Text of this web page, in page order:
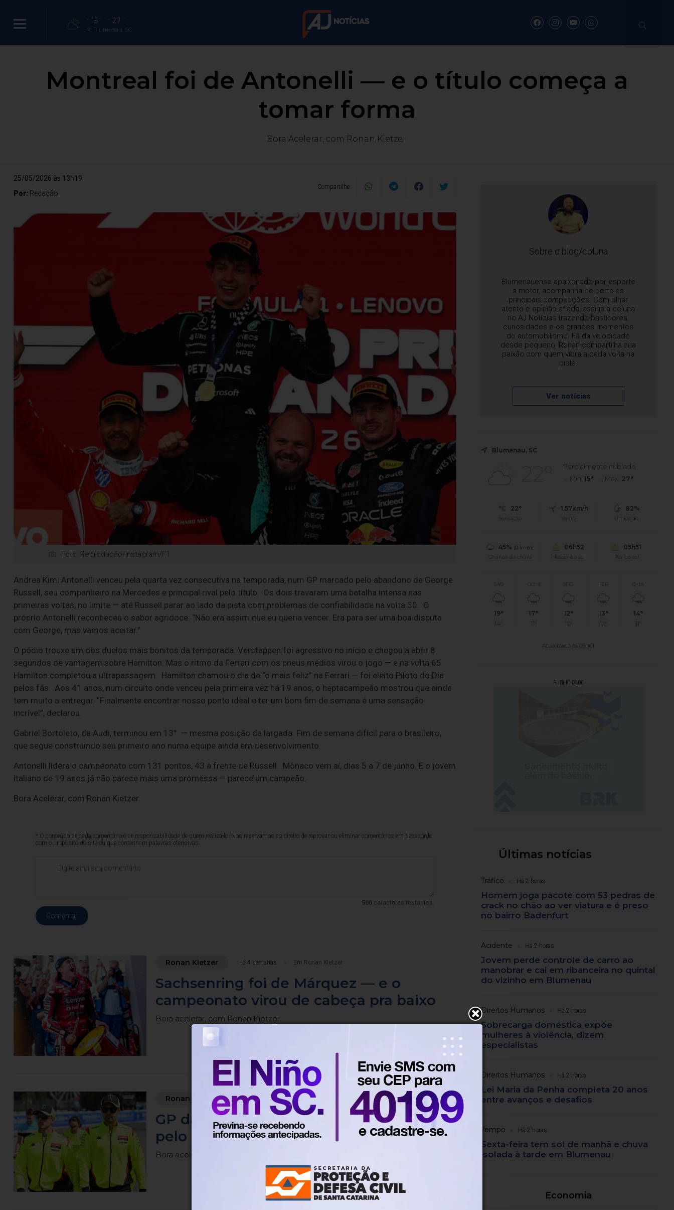
15 27
Blumenau, SC
Montreal foi de Antonelli — e o título começa a
tomar forma
Bora Acelerar, com Ronan Kietzer.
25/05/2026 às 13h19
Por: Redação
Compartilhe:
Foto: Reprodução/Instagram/F1
Andrea Kimi Antonelli venceu pela quarta vez consecutiva na temporada, num GP marcado pelo abandono de George
Russell, seu companheiro na Mercedes e principal rival pelo título. Os dois travaram uma batalha intensa nas
primeiras voltas, no limite — até Russell parar ao lado da pista com problemas de confiabilidade na volta 30. O
próprio Antonelli reconheceu o sabor agridoce: “Não era assim que eu queria vencer. Era para ser uma boa disputa
com George, mas vamos aceitar.”
O pódio trouxe um dos duelos mais bonitos da temporada. Verstappen foi agressivo no início e chegou a abrir 8
segundos de vantagem sobre Hamilton. Mas o ritmo da Ferrari com os pneus médios virou o jogo — e na volta 65
Hamilton completou a ultrapassagem. Hamilton chamou o dia de “o mais feliz” na Ferrari — foi eleito Piloto do Dia
pelos fãs. Aos 41 anos, num circuito onde venceu pela primeira vez há 19 anos, o heptacampeão mostrou que ainda
tem muito a entregar. “Finalmente encontrar nosso ponto ideal e ter um bom fim de semana é uma sensação
incrível”, declarou.
Gabriel Bortoleto, da Audi, terminou em 13° — mesma posição da largada. Fim de semana difícil para o brasileiro,
que segue construindo seu primeiro ano numa equipe ainda em desenvolvimento.
Antonelli lidera o campeonato com 131 pontos, 43 à frente de Russell. Mônaco vem aí, dias 5 a 7 de junho. E o jovem
italiano de 19 anos já não parece mais uma promessa — parece um campeão.
Bora Acelerar, com Ronan Kietzer.
* O conteúdo de cada comentário é de responsabilidade de quem realizá-lo. Nos reservamos ao direito de reprovar ou eliminar comentários em desacordo
com o propósito do site ou que contenham palavras ofensivas.
500caracteres restantes.
Comentar
Ronan Kietzer Há 4 semanas Em Ronan Kietzer
Sachsenring foi de Márquez — e o
campeonato virou de cabeça pra baixo
Bora acelerar, com Ronan Kietzer.
Ronan Kietzer Há 4 semanas Em Ronan Kietzer
GP da Alemanha: Sachsenring e a busca
pelo recorde histórico
Bora acelerar, com Ronan Kietzer.
Sobre o blog/coluna
Blumenauense apaixonado por esporte
a motor, acompanha de perto as
principais competições. Com olhar
atento e opinião afiada, assina a coluna
no AJ Notícias trazendo bastidores,
curiosidades e os grandes momentos
do automobilismo. Fã da velocidade
desde pequeno, Ronan compartilha sua
paixão com quem vibra a cada volta na
pista.
Ver notícias
Blumenau, SC
22°
Parcialmente nublado
Mín.15° Máx. 27°
22°
Sensação
1.57km/h
Vento
82%
Umidade
45% (0.1mm)
Chance de chuva
06h52
Nascer do sol
05h51
Pôr do sol
SÁB
19°
14°
DOM
17°
11°
12°
10°
TER
13°
10°
QUA
14°
11°
Atualizado às 09h01
PUBLICIDADE
Últimas notícias
Tráfico Há 2 horas
Homem joga pacote com 53 pedras de
crack no chão ao ver viatura e é preso
no bairro Badenfurt
Acidente Há 2 horas
Jovem perde controle de carro ao
manobrar e cai em ribanceira no quintal
do vizinho em Blumenau
Direitos Humanos Há 2 horas
Sobrecarga doméstica expõe
mulheres à violência, dizem
especialistas
Direitos Humanos Há 2 horas
Lei Maria da Penha completa 20 anos
entre avanços e desafios
Tempo Há 2 horas
Sexta-feira tem sol de manhã e chuva
isolada à tarde em Blumenau
Economia